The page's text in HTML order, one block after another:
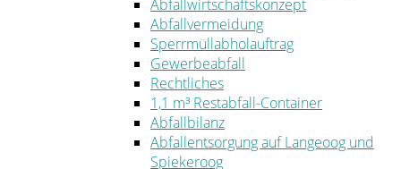
Abfallwirtschaftskonzept
Abfallvermeidung
Sperrmüllabholauftrag
Gewerbeabfall
Rechtliches
1,1 m³ Restabfall-Container
Abfallbilanz
Abfallentsorgung auf Langeoog und
Spiekeroog